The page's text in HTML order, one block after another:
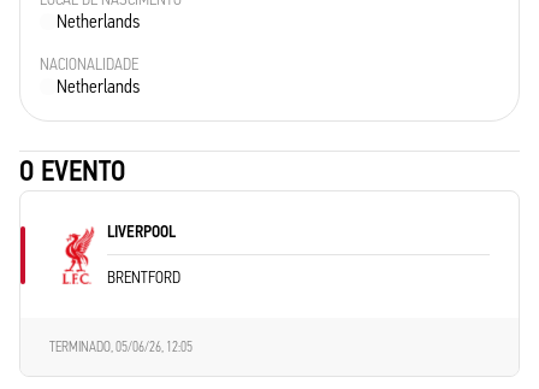
Netherlands
NACIONALIDADE
Netherlands
O EVENTO
LIVERPOOL
BRENTFORD
TERMINADO,05/06/26, 12:05